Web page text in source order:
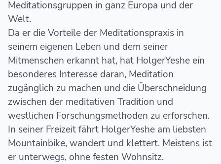
Meditationsgruppen in ganz Europa und der
Welt.
Da er die Vorteile der Meditationspraxis in
seinem eigenen Leben und dem seiner
Mitmenschen erkannt hat, hat HolgerYeshe ein
besonderes Interesse daran, Meditation
zugänglich zu machen und die Überschneidung
zwischen der meditativen Tradition und
westlichen Forschungsmethoden zu erforschen.
In seiner Freizeit fährt HolgerYeshe am liebsten
Mountainbike, wandert und klettert. Meistens ist
er unterwegs, ohne festen Wohnsitz.